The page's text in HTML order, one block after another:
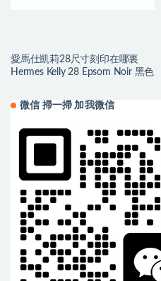
愛馬仕凱莉28尺寸刻印在哪裏
Hermes Kelly 28 Epsom Noir 黑色
微信 掃一掃 加我微信